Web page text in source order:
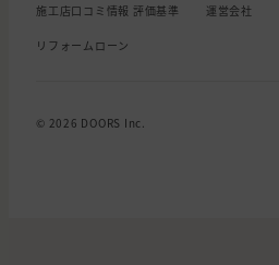
施工店口コミ情報 評価基準 運営会社
リフォームローン
© 2026 DOORS Inc.